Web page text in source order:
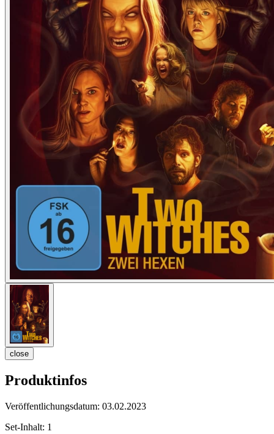
close
Produktinfos
Veröffentlichungsdatum: 03.02.2023
Set-Inhalt: 1